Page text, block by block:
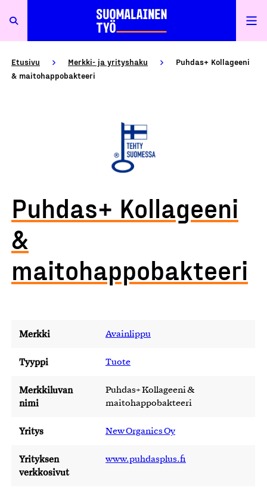
Etusivu Merkki- ja yrityshaku
Puhdas+ Kollageeni
& maitohappobakteeri
Puhdas+ Kollageeni
&
maitohappobakteeri
Merkki Avainlippu
Tyyppi Tuote
Merkkiluvan
nimi
Puhdas+ Kollageeni &
maitohappobakteeri
Yritys New Organics Oy
Yrityksen
verkkosivut
www.puhdasplus.fi